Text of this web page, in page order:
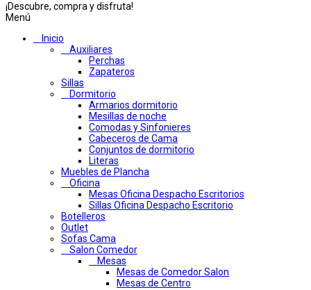
¡Descubre, compra y disfruta!
Menú
Inicio
Auxiliares
Perchas
Zapateros
Sillas
Dormitorio
Armarios dormitorio
Mesillas de noche
Comodas y Sinfonieres
Cabeceros de Cama
Conjuntos de dormitorio
Literas
Muebles de Plancha
Oficina
Mesas Oficina Despacho Escritorios
Sillas Oficina Despacho Escritorio
Botelleros
Outlet
Sofas Cama
Salon Comedor
Mesas
Mesas de Comedor Salon
Mesas de Centro